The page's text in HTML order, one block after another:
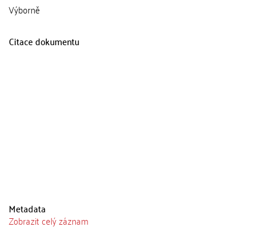
Výborně
Citace dokumentu
Metadata
Zobrazit celý záznam